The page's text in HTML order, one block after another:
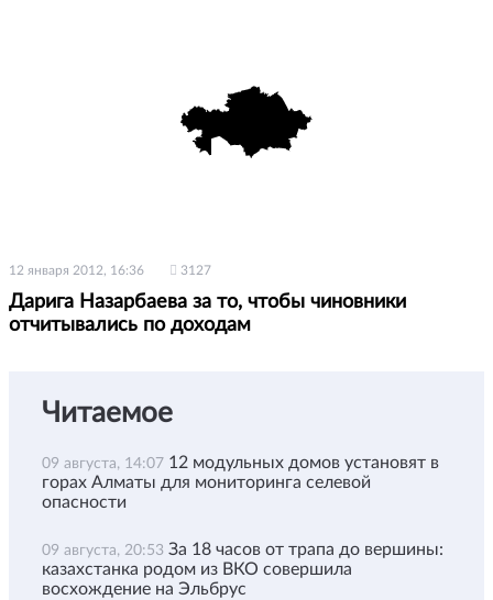
12 января 2012, 16:36 3127
Дарига Назарбаева за то, чтобы чиновники
отчитывались по доходам
Читаемое
09 августа, 14:07 12 модульных домов установят в
горах Алматы для мониторинга селевой
опасности
09 августа, 20:53 За 18 часов от трапа до вершины:
казахстанка родом из ВКО совершила
восхождение на Эльбрус